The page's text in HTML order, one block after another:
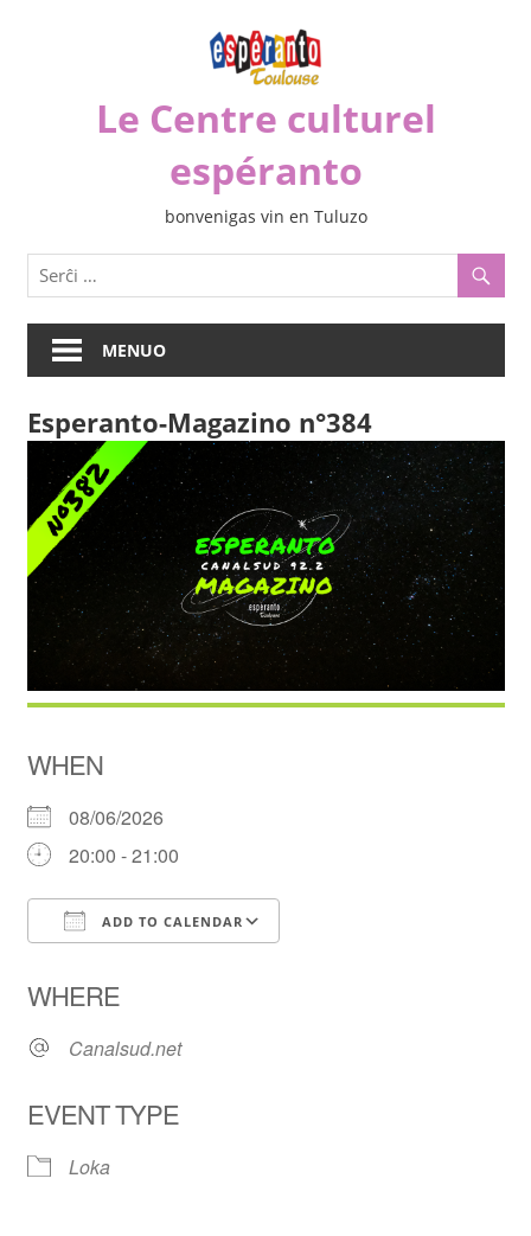
Le Centre culturel
espéranto
bonvenigas vin en Tuluzo
MENUO
Esperanto-Magazino n°384
WHEN
08/06/2026
20:00 - 21:00
ADD TO CALENDAR
WHERE
Canalsud.net
EVENT TYPE
Loka